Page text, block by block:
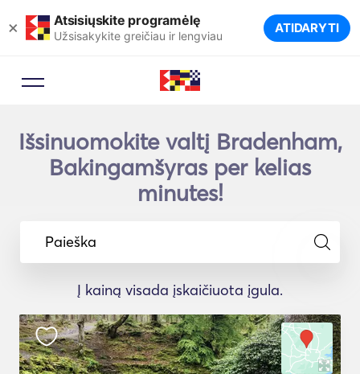
× Atsisiųskite programėlę
Užsisakykite greičiau ir lengviau ATIDARYTI
Išsinuomokite valtį Bradenham,
Bakingamšyras per kelias
minutes!
Paieška
Į kainą visada įskaičiuota įgula.